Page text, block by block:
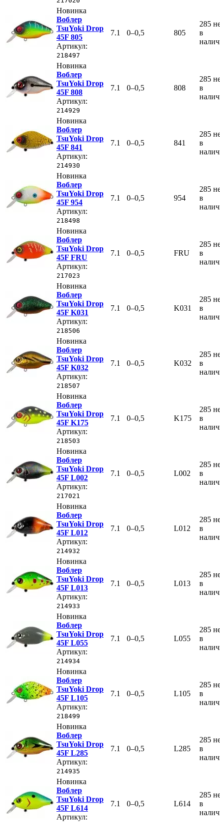
Новинка
Воблер
TsuYoki Drop
45F 805
Артикул:
218497
7.1 0–0,5 805
285
в
Новинка
Воблер
TsuYoki Drop
45F 808
Артикул:
214929
7.1 0–0,5 808
285
в
Новинка
Воблер
TsuYoki Drop
45F 841
Артикул:
214930
7.1 0–0,5 841
285
в
Новинка
Воблер
TsuYoki Drop
45F 954
Артикул:
218498
7.1 0–0,5 954
285
в
Новинка
Воблер
TsuYoki Drop
45F FRU
Артикул:
217023
7.1 0–0,5 FRU
285
в
Новинка
Воблер
TsuYoki Drop
45F K031
Артикул:
218506
7.1 0–0,5 K031
285
в
Новинка
Воблер
TsuYoki Drop
45F K032
Артикул:
218507
7.1 0–0,5 K032
285
в
Новинка
Воблер
TsuYoki Drop
45F K175
Артикул:
218503
7.1 0–0,5 K175
285
в
Новинка
Воблер
TsuYoki Drop
45F L002
Артикул:
217021
7.1 0–0,5 L002
285
в
Новинка
Воблер
TsuYoki Drop
45F L012
Артикул:
214932
7.1 0–0,5 L012
285
в
Новинка
Воблер
TsuYoki Drop
45F L013
Артикул:
214933
7.1 0–0,5 L013
285
в
Новинка
Воблер
TsuYoki Drop
45F L055
Артикул:
214934
7.1 0–0,5 L055
285
в
Новинка
Воблер
TsuYoki Drop
45F L105
Артикул:
218499
7.1 0–0,5 L105
285
в
Новинка
Воблер
TsuYoki Drop
45F L285
Артикул:
214935
7.1 0–0,5 L285
285
в
Новинка
Воблер
TsuYoki Drop
45F L614
Артикул:
7.1 0–0,5 L614
285
в